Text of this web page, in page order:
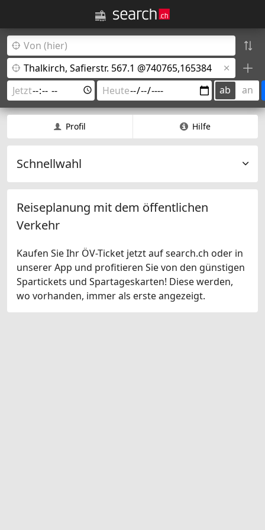
ab an
Profil Hilfe
Schnellwahl
Reiseplanung mit dem öffentlichen
Verkehr
Kaufen Sie Ihr ÖV-Ticket jetzt auf search.ch oder in
unserer App und profitieren Sie von den günstigen
Spartickets und Spartageskarten! Diese werden,
wo vorhanden, immer als erste angezeigt.